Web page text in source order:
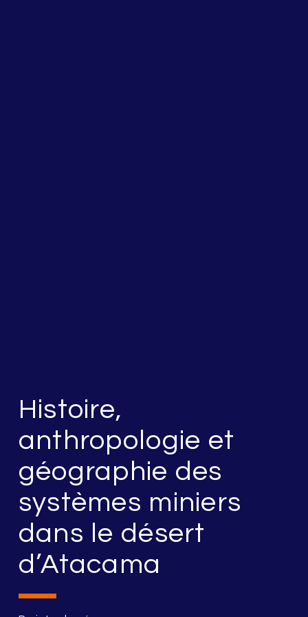
Histoire,
anthropologie et
géographie des
systèmes miniers
dans le désert
d’Atacama